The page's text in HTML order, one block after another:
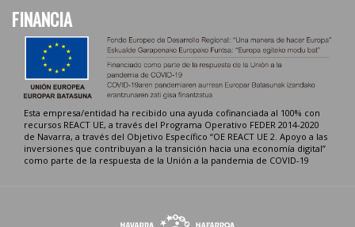
FINANCIA
Esta empresa/entidad ha recibido una ayuda cofinanciada al 100% con
recursos REACT UE, a través del Programa Operativo FEDER 2014-2020
de Navarra, a través del Objetivo Específico “OE REACT UE 2. Apoyo a las
inversiones que contribuyan a la transición hacia una economía digital”
como parte de la respuesta de la Unión a la pandemia de COVID-19